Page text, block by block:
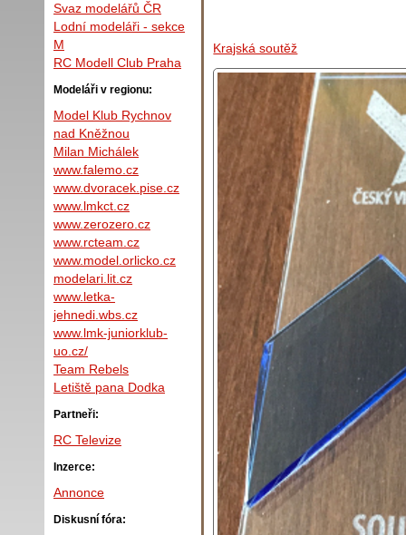
Svaz modelářů ČR
Lodní modeláři - sekce
M
RC Modell Club Praha
Modeláři v regionu:
Model Klub Rychnov
nad Kněžnou
Milan Michálek
www.falemo.cz
www.dvoracek.pise.cz
www.lmkct.cz
www.zerozero.cz
www.rcteam.cz
www.model.orlicko.cz
modelari.lit.cz
www.letka-
jehnedi.wbs.cz
www.lmk-juniorklub-
uo.cz/
Team Rebels
Letiště pana Dodka
Partneři:
RC Televize
Inzerce:
Annonce
Diskusní fóra:
Krajská soutěž